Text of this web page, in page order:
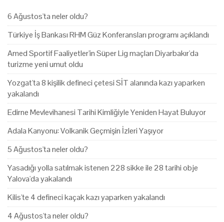
6 Ağustos'ta neler oldu?
Türkiye İş Bankası RHM Güz Konferansları programı açıklandı
Amed Sportif Faaliyetler'in Süper Lig maçları Diyarbakır'da
turizme yeni umut oldu
Yozgat'ta 8 kişilik defineci çetesi SİT alanında kazı yaparken
yakalandı
Edirne Mevlevihanesi Tarihi Kimliğiyle Yeniden Hayat Buluyor
Adala Kanyonu: Volkanik Geçmişin İzleri Yaşıyor
5 Ağustos'ta neler oldu?
Yasadığı yolla satılmak istenen 228 sikke ile 28 tarihi obje
Yalova'da yakalandı
Kilis'te 4 defineci kaçak kazı yaparken yakalandı
4 Ağustos'ta neler oldu?